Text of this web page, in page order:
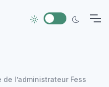
de l’administrateur Fess